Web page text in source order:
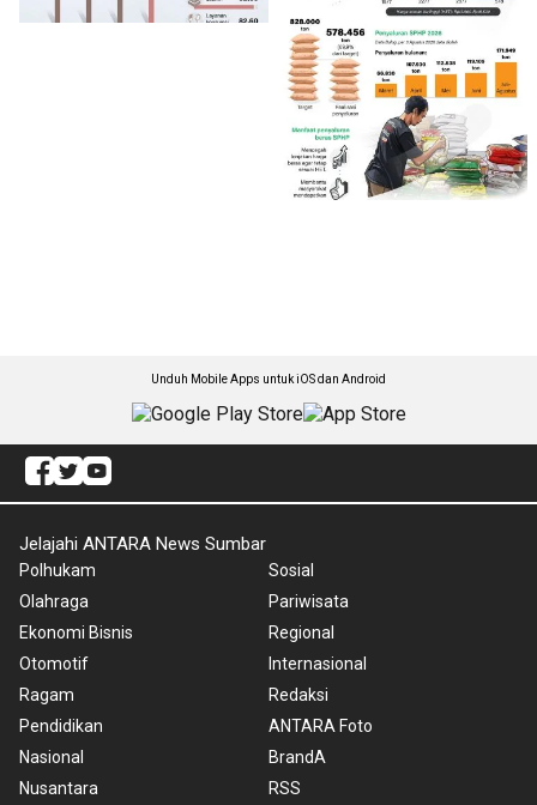
Unduh Mobile Apps untuk iOS dan Android
Jelajahi ANTARA News Sumbar
Polhukam
Olahraga
Ekonomi Bisnis
Otomotif
Ragam
Pendidikan
Nasional
Nusantara
Sosial
Pariwisata
Regional
Internasional
Redaksi
ANTARA Foto
BrandA
RSS